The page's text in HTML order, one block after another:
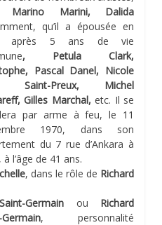
Marino Marini, Dalida
qu’il a épousée en
après 5 ans de vie
, Petula Clark,
Pascal Danel, Nicole
Saint-Preux, Michel
Gilles Marchal, etc. Il se
par arme à feu, le 11
1970, dans son
du 7 rue d’Ankara à
à l’âge de 41 ans.
, dans le rôle de Richard
Saint-Germain ou Richard
, personnalité